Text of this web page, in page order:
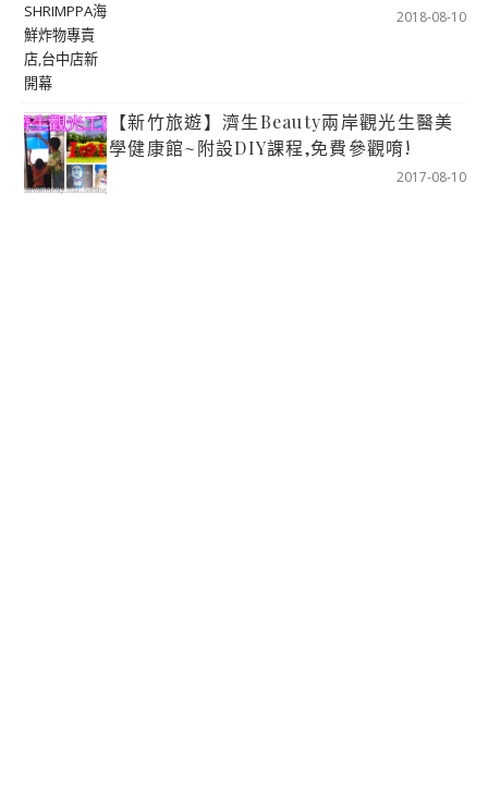
2018-08-10
【新竹旅遊】濟生Beauty兩岸觀光生醫美
學健康館~附設DIY課程,免費參觀唷!
2017-08-10